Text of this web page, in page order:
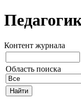
Контент журнала
Область поиска